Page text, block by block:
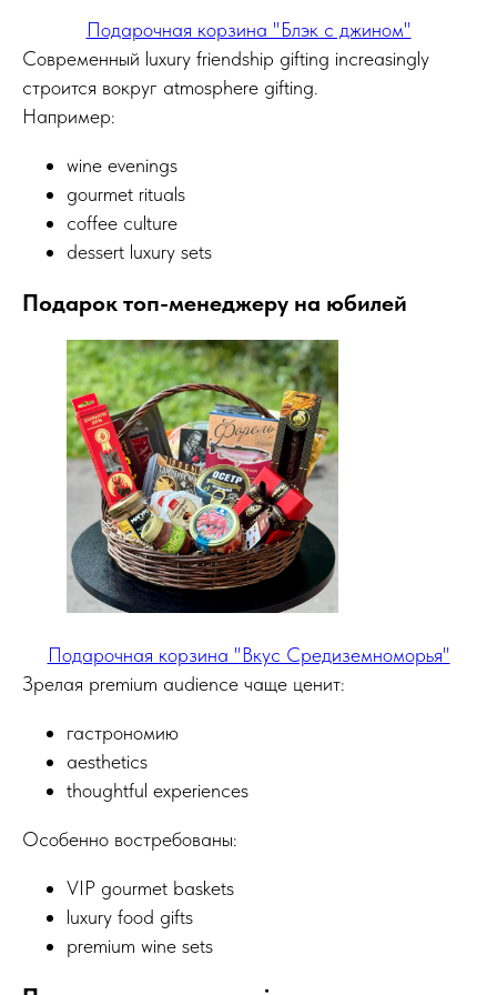
Подарочная корзина "Блэк с джином"
Современный luxury friendship gifting increasingly
строится вокруг atmosphere gifting.
Например:
wine evenings
gourmet rituals
coffee culture
dessert luxury sets
Подарок топ-менеджеру на юбилей
Подарочная корзина "Вкус Средиземноморья"
Зрелая premium audience чаще ценит:
гастрономию
aesthetics
thoughtful experiences
Особенно востребованы:
VIP gourmet baskets
luxury food gifts
premium wine sets
О магазине
Доставка
Наши преимущества
Награды и достижения
Букеты из клубники
Фруктовые корзины
Партнерство
Новогодние корзины 2027
Новый Год
РЕКОМЕНДУЕМЫЕ
РАЗДЕЛЫ
Клубника в шоколаде
Статьи о фуд-флористике
Рейтинг в Яндекс
5,0★★★★★
Рейтинг в Google
5,0★★★★★
ИП Воропаев Андрей Николаевич
ИНН 771680528633
Подбор корзин по составу
политика конфиденциальности
согласие на обработку персональных данных
Сладкие букеты